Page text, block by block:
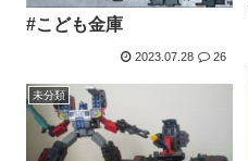
#こども金庫
2023.07.28 26
未分類